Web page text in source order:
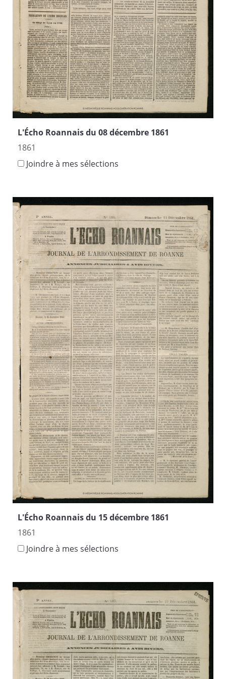
L'Écho Roannais du 08 décembre 1861
1861
Joindre à mes sélections
L'Écho Roannais du 15 décembre 1861
1861
Joindre à mes sélections